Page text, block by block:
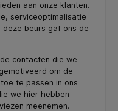
aan onze klanten.
serviceoptimalisatie
beurs gaf ons de
contacten die we
om de
te passen in ons
we hier hebben
meenemen.